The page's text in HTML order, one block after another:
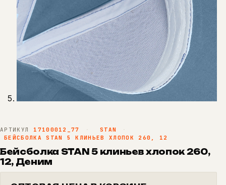
АРТИКУЛ 17100012_77 · STAN
·
БЕЙСБОЛКА STAN 5 КЛИНЬЕВ ХЛОПОК 260, 12
Бейсболка STAN 5 клиньев хлопок 260,
12, Деним